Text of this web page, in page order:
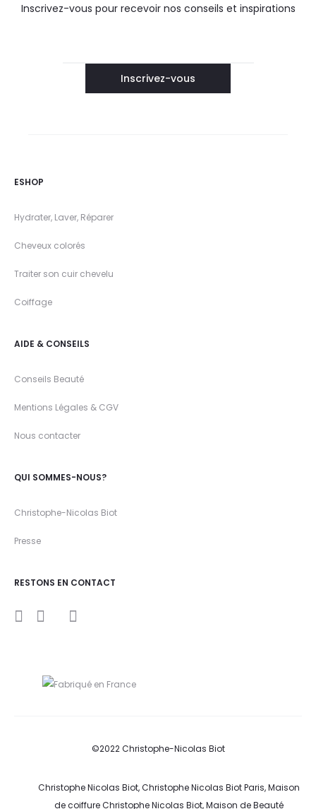
Inscrivez-vous pour recevoir nos conseils et inspirations
ESHOP
Hydrater, Laver, Réparer
Cheveux colorés
Traiter son cuir chevelu
Coiffage
AIDE & CONSEILS
Conseils Beauté
Mentions Légales & CGV
Nous contacter
QUI SOMMES-NOUS?
Christophe-Nicolas Biot
Presse
RESTONS EN CONTACT
u
b
o
©2022 Christophe-Nicolas Biot
Christophe Nicolas Biot, Christophe Nicolas Biot Paris, Maison
de coiffure Christophe Nicolas Biot, Maison de Beauté